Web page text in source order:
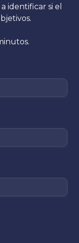
identificar si el